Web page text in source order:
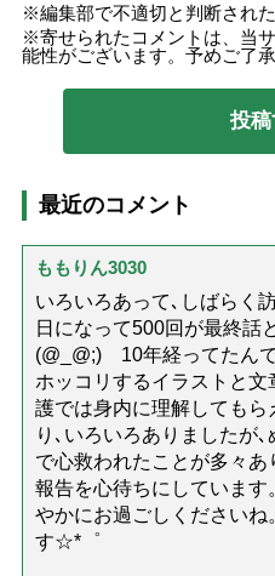
編集部で不適切と判断され
寄せられたコメントは、当
能性がございます。予めご了承
最近のコメント
ももりん3030
いろいろあって､しばらく
日になって500回が最終話
(@_@;) 10年経ってたん
ホッコリするイラストと
護では身内に理解しても
り､いろいろありましたが
で心救われたことが多々
報告を心待ちにしていま
やかにお過ごしくださいね
す☆*゜